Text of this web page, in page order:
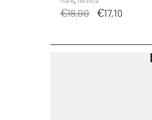
€18,00
Il
era:
€17,10
è:
€17,10.